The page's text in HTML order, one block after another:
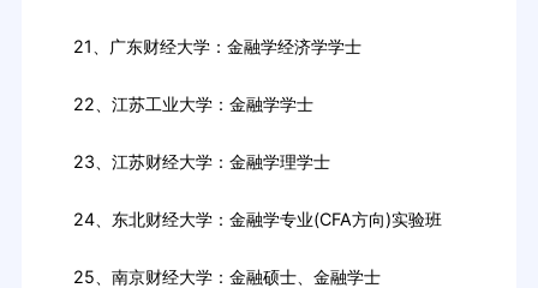
21、广东财经大学：金融学经济学学士
22、江苏工业大学：金融学学士
23、江苏财经大学：金融学理学士
24、东北财经大学：金融学专业(CFA方向)实验班
25、南京财经大学：金融硕士、金融学士